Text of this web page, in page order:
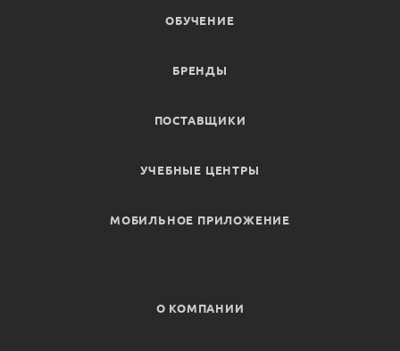
ОБУЧЕНИЕ
БРЕНДЫ
ПОСТАВЩИКИ
УЧЕБНЫЕ ЦЕНТРЫ
МОБИЛЬНОЕ ПРИЛОЖЕНИЕ
О КОМПАНИИ